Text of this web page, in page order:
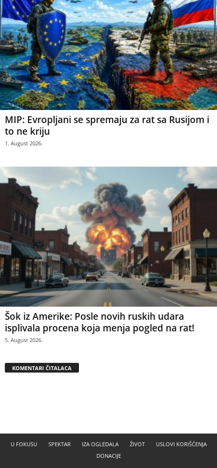
MIP: Evropljani se spremaju za rat sa Rusijom i
to ne kriju
1. August 2026.
Šok iz Amerike: Posle novih ruskih udara
isplivala procena koja menja pogled na rat!
5. August 2026.
KOMENTARI ČITALACA
U FOKUSU SPEKTAR IZA OGLEDALA ŽIVOT
USLOVI KORIŠĆENJA
DONACIJE